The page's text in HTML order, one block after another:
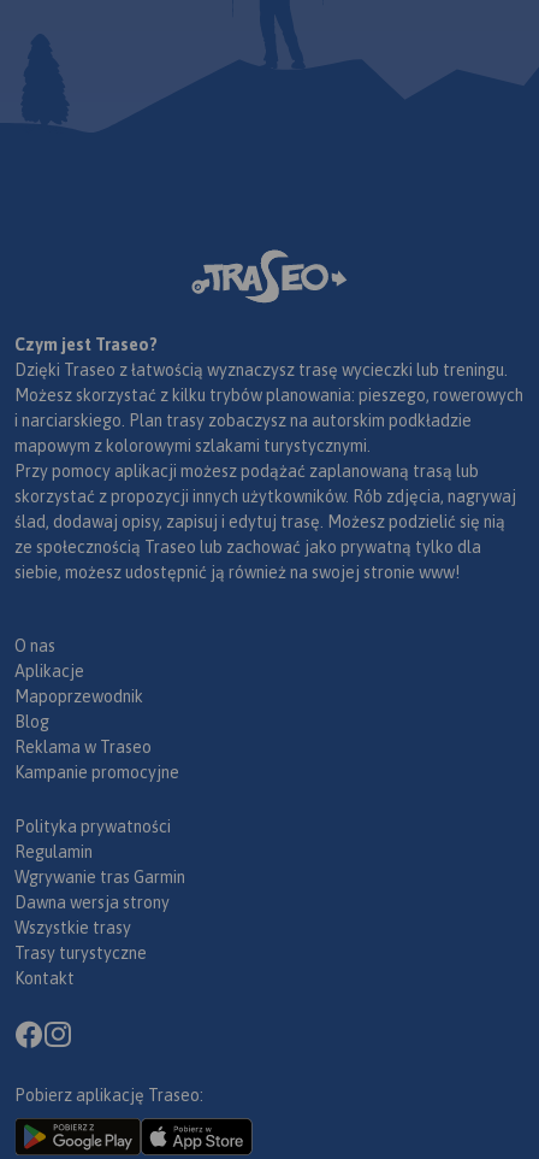
Czym jest Traseo?
Dzięki Traseo z łatwością wyznaczysz trasę wycieczki lub treningu.
Możesz skorzystać z kilku trybów planowania: pieszego, rowerowych
i narciarskiego. Plan trasy zobaczysz na autorskim podkładzie
mapowym z kolorowymi szlakami turystycznymi.
Przy pomocy aplikacji możesz podążać zaplanowaną trasą lub
skorzystać z propozycji innych użytkowników. Rób zdjęcia, nagrywaj
ślad, dodawaj opisy, zapisuj i edytuj trasę. Możesz podzielić się nią
ze społecznością Traseo lub zachować jako prywatną tylko dla
siebie, możesz udostępnić ją również na swojej stronie www!
O nas
Aplikacje
Mapoprzewodnik
Blog
Reklama w Traseo
Kampanie promocyjne
Polityka prywatności
Regulamin
Wgrywanie tras Garmin
Dawna wersja strony
Wszystkie trasy
Trasy turystyczne
Kontakt
Pobierz aplikację Traseo: